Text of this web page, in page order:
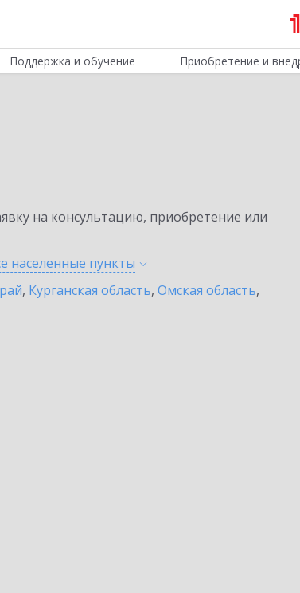
Поддержка и обучение Приобретение и
на консультацию, приобретение или
населенные пункты
, Курганская область, Омская область,